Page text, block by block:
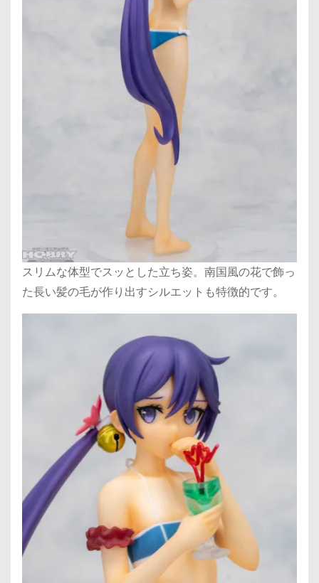
スリムな体型でスッとした立ち姿。南国風の花で飾っ
た長い髪の毛が作り出すシルエットも特徴的です。